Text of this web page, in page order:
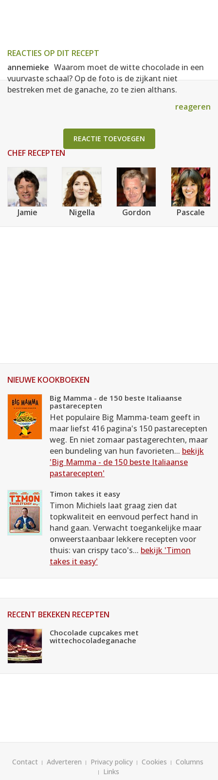
REACTIES OP DIT RECEPT
annemieke Waarom moet de witte chocolade in een
vuurvaste schaal? Op de foto is de zijkant niet
bestreken met de ganache, zo te zien althans.
reageren
REACTIE TOEVOEGEN
CHEF RECEPTEN
Jamie Nigella Gordon Pascale
NIEUWE KOOKBOEKEN
Big Mamma - de 150 beste Italiaanse
pastarecepten
Het populaire Big Mamma-team geeft in
maar liefst 416 pagina's 150 pastarecepten
weg. En niet zomaar pastagerechten, maar
een bundeling van hun favorieten... bekijk
'Big Mamma - de 150 beste Italiaanse
pastarecepten'
Timon takes it easy
Timon Michiels laat graag zien dat
topkwaliteit en eenvoud perfect hand in
hand gaan. Verwacht toegankelijke maar
onweerstaanbaar lekkere recepten voor
thuis: van crispy taco's... bekijk 'Timon
takes it easy'
RECENT BEKEKEN RECEPTEN
Chocolade cupcakes met
wittechocoladeganache
Contact Adverteren Privacy policy Cookies
Columns
Links